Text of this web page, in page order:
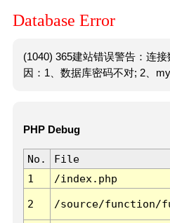
Database Error
(1040) 365建站错误警告：连
因：1、数据库密码不对; 2、
PHP Debug
No. File
1
/index.php
2 /source/function/